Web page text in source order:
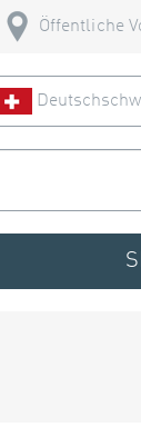
Öffentliche